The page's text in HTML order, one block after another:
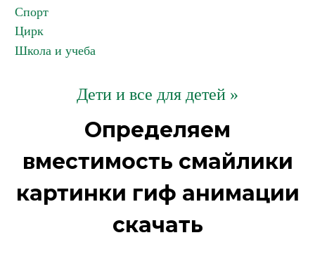
Спорт
Цирк
Школа и учеба
Дети и все для детей »
Определяем
вместимость смайлики
картинки гиф анимации
скачать